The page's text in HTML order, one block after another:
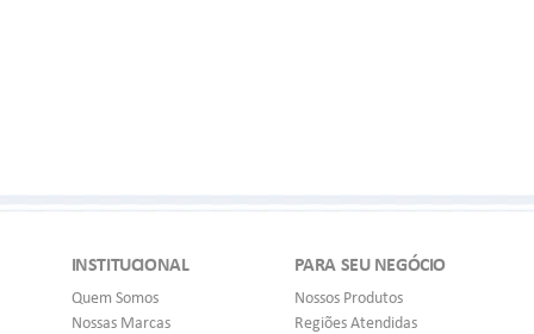
INSTITUCIONAL
Quem Somos
Nossas Marcas
PARA SEU NEGÓCIO
Nossos Produtos
Regiões Atendidas